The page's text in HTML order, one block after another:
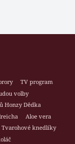
TV program
volby
Honzy Dědka
Aloe vera
Tvarohové knedlíky